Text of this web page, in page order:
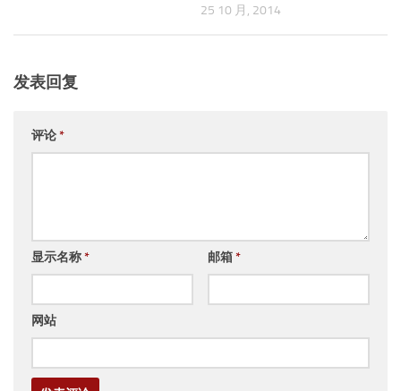
25 10 月, 2014
发表回复
评论*
显示名称* 邮箱*
网站